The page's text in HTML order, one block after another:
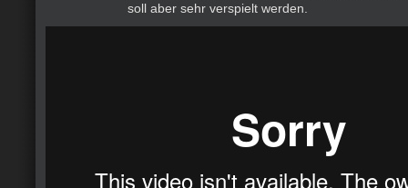
soll aber sehr verspielt werden.